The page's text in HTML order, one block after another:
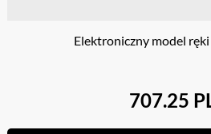
Elektroniczny model
707.25